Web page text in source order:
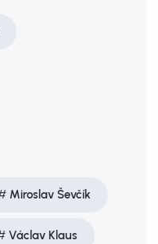
Miroslav Ševčík
Václav Klaus